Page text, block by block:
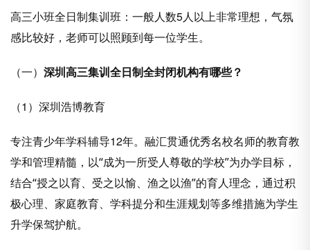
高三小班全日制集训班：一般人数5人以上非常理想，气氛
感比较好，老师可以照顾到每一位学生。
（一） 深圳高三集训全日制全封闭机构有哪些？
（1）深圳浩博教育
专注青少年学科辅导12年。 融汇贯通优秀名校名师的教育教
学和管理精髓，以“成为一所受人尊敬的学校”为办学目标，
结合“授之以育、受之以愉、渔之以渔”的育人理念，通过积
极心理、家庭教育、学科提分和生涯规划等多维措施为学生
升学保驾护航。